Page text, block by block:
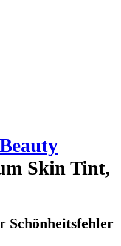
Skin Tint,
Schönheitsfehler